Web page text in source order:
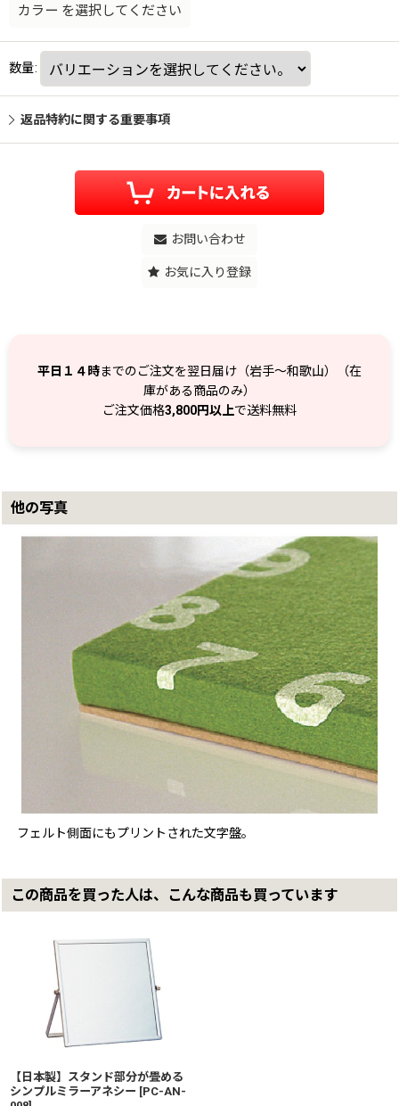
カラー を選択してください
数量:
返品特約に関する重要事項
お問い合わせ
お気に入り登録
平日１４時までのご注文を翌日届け（岩手～和歌山）（在
庫がある商品のみ）
ご注文価格3,800円以上で送料無料
他の写真
フェルト側面にもプリントされた文字盤。
この商品を買った人は、こんな商品も買っています
【日本製】スタンド部分が畳める
シンプルミラーアネシー [PC-AN-